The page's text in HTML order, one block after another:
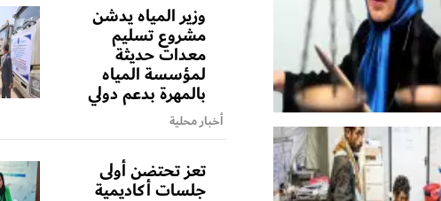
وزير المياه يدشن
مشروع تسليم
معدات حديثة
لمؤسسة المياه
بالمهرة بدعم دولي
أخبار محلية
تعز تحتضن أولى
جلسات أكاديمية